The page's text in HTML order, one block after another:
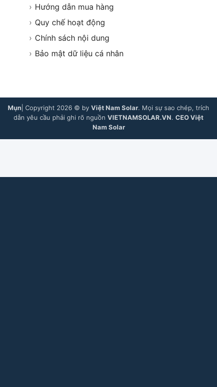
› Hướng dẫn mua hàng
› Quy chế hoạt động
› Chính sách nội dung
› Bảo mật dữ liệu cá nhân
Mụn | Copyright 2026 © by Việt Nam Solar. Mọi sự sao chép, trích
dẫn yêu cầu phải ghi rõ nguồn VIETNAMSOLAR.VN. CEO Việt
Nam Solar